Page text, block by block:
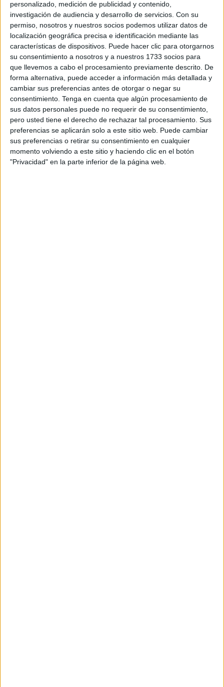
personalizado, medición de publicidad y contenido,
investigación de audiencia y desarrollo de servicios. Con su
permiso, nosotros y nuestros socios podemos utilizar datos de
localización geográfica precisa e identificación mediante las
características de dispositivos. Puede hacer clic para otorgarnos
su consentimiento a nosotros y a nuestros 1733 socios para
que llevemos a cabo el procesamiento previamente descrito. De
forma alternativa, puede acceder a información más detallada y
cambiar sus preferencias antes de otorgar o negar su
consentimiento. Tenga en cuenta que algún procesamiento de
sus datos personales puede no requerir de su consentimiento,
pero usted tiene el derecho de rechazar tal procesamiento. Sus
preferencias se aplicarán solo a este sitio web. Puede cambiar
sus preferencias o retirar su consentimiento en cualquier
momento volviendo a este sitio y haciendo clic en el botón
"Privacidad" en la parte inferior de la página web.
Formación Profesional (CIFP) nº1 de Ceuta ha visitado el
Centro de Supercomputación y Bioinnovación de la
Universidad de Málagaen el Parque Tecnológico de
Andalucía.
Gracias a esta actividad,estudiantesde los ciclos
formativos de grado medio y superior de Informática y
Comunicaciones del Centro Integrado de Formación
Profesional tuvieron la oportunidad de conocer el
supercomputador Picasso.
Estas jornadas forman parte de la agenda del Aula de
Emprendimiento cofinanciada por el Ministerio de
Educación y Formación Profesional y la Unión Europea a